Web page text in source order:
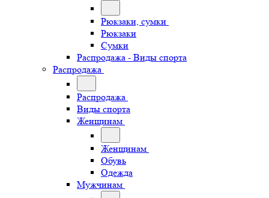
Рюкзаки, сумки
Рюкзаки
Сумки
Распродажа - Виды спорта
Распродажа
Распродажа
Виды спорта
Женщинам
Женщинам
Обувь
Одежда
Мужчинам